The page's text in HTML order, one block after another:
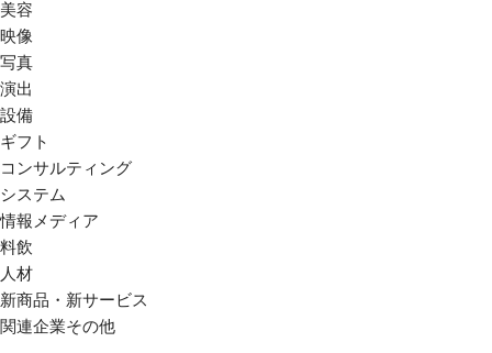
美容
映像
写真
演出
設備
ギフト
コンサルティング
システム
情報メディア
料飲
人材
新商品・新サービス
関連企業その他